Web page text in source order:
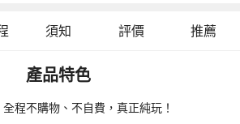
須知 評價 推薦
產品特色
程不購物、不自費，真正純玩！